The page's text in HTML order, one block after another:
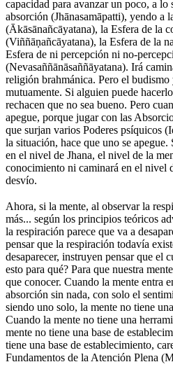
capacidad para avanzar un poco, a
absorción (Jhānasamāpatti), yendo a
(Ākāsānañcāyatana), la Esfera de la
(Viññāṇañcāyatana), la Esfera de la
Esfera de ni percepción ni no-
(Nevasaññānāsaññāyatana). Irá
religión brahmánica. Pero el budismo
mutuamente. Si alguien puede
rechacen que no sea bueno. Pero
apegue, porque jugar con las
que surjan varios Poderes psíquicos
la situación, hace que uno se apegue.
en el nivel de Jhana, el nivel de la
conocimiento ni caminará en el nivel
desvío.
Ahora, si la mente, al observar la
más... según los principios teóricos
la respiración parece que va a
pensar que la respiración todavía
desaparecer, instruyen pensar que el
esto para qué? Para que nuestra
que conocer. Cuando la mente entra
absorción sin nada, con solo el
siendo uno solo, la mente no tiene
Cuando la mente no tiene una
mente no tiene una base de
tiene una base de establecimiento,
Fundamentos de la Atención Plena